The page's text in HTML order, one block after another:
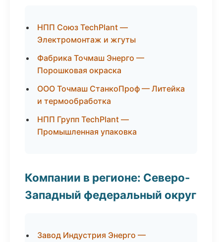
НПП Союз TechPlant —
Электромонтаж и жгуты
Фабрика Точмаш Энерго —
Порошковая окраска
ООО Точмаш СтанкоПроф — Литейка
и термообработка
НПП Групп TechPlant —
Промышленная упаковка
Компании в регионе: Северо-
Западный федеральный округ
Завод Индустрия Энерго —